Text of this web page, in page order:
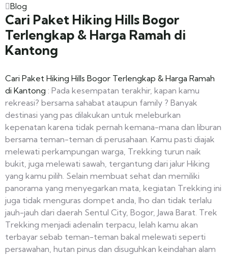
Blog
Cari Paket Hiking Hills Bogor
Terlengkap & Harga Ramah di
Kantong
Cari Paket Hiking Hills Bogor Terlengkap & Harga Ramah
di Kantong : Pada kesempatan terakhir, kapan kamu
rekreasi? bersama sahabat ataupun family ? Banyak
destinasi yang pas dilakukan untuk meleburkan
kepenatan karena tidak pernah kemana-mana dan liburan
bersama teman-teman di perusahaan. Kamu pasti diajak
melewati perkampungan warga, Trekking turun naik
bukit, juga melewati sawah, tergantung dari jalur Hiking
yang kamu pilih. Selain membuat sehat dan memiliki
panorama yang menyegarkan mata, kegiatan Trekking ini
juga tidak menguras dompet anda, lho dan tidak terlalu
jauh-jauh dari daerah Sentul City, Bogor, Jawa Barat. Trek
Trekking menjadi adenalin terpacu, lelah kamu akan
terbayar sebab teman-teman bakal melewati seperti
persawahan, hutan pinus dan disuguhkan keindahan alam